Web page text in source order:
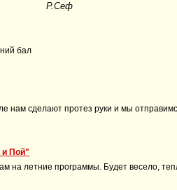
Р.Сеф
бал
нам сделают протез руки и мы
и Пой"
на летние программы. Будет весело,